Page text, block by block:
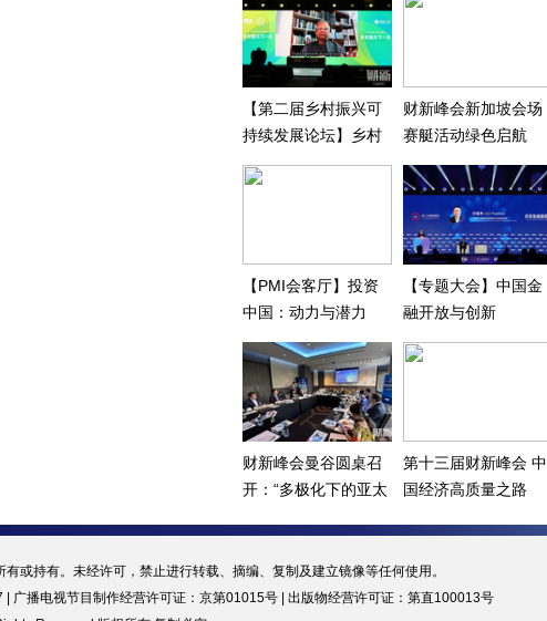
【第二届乡村振兴可
持续发展论坛】乡村
振兴下一步
财新峰会新加坡会场
赛艇活动绿色启航
【PMI会客厅】投资
中国：动力与潜力
【专题大会】中国金
融开放与创新
财新峰会曼谷圆桌召
开：“多极化下的亚太
第十三届财新峰会 中
国经济高质量之路
或持有。未经许可，禁止进行转载、摘编、复制及建立镜像等任何使用。
广播电视节目制作经营许可证：京第01015号| 出版物经营许可证：第直100013号